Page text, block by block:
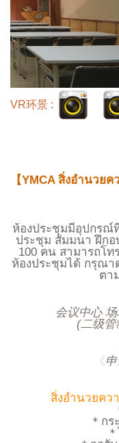
VR环景 :
【YMCA สิ่งอำนวย
ห้องประชุมมีอุปกรณ์
ประชุม สัมมนา ฝึกอ
100 คน สามารถโ
ห้องประชุมได้ กรุณา
ตา
会议中心
(二级管
《
สิ่งอำนวยคว
＊ก